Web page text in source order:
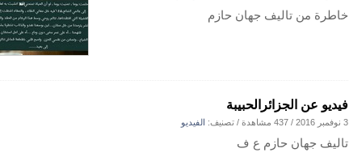
خاطرة من تاليف جهان حازم
فيديو عن الجزائرالحبيبة
3 نوفمبر 2016 / 437 مشاهدة / تصنيف: الفيديو
تاليف جهان حازم ع ف